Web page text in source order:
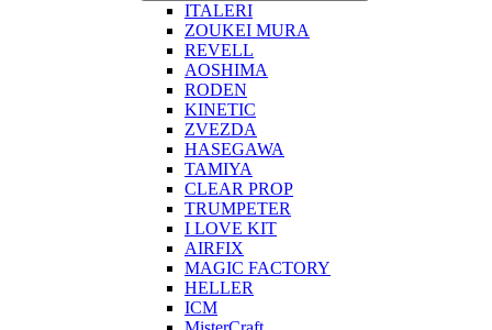
ITALERI
ZOUKEI MURA
REVELL
AOSHIMA
RODEN
KINETIC
ZVEZDA
HASEGAWA
TAMIYA
CLEAR PROP
TRUMPETER
I LOVE KIT
AIRFIX
MAGIC FACTORY
HELLER
ICM